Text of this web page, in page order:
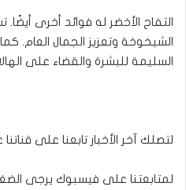
التفاح الأخضر له فوائد أخرى
الشيخوخة وتعزيز الجمال العام.
السليمة للبشرة والقضاء على
لتصلك آخر الأخبار تابعنا على
لمتابعتنا على فيسبوك يرجى